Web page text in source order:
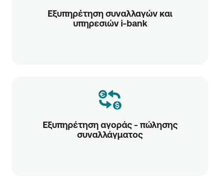
Εξυπηρέτηση συναλλαγών και
υπηρεσιών i-bank
Εξυπηρέτηση αγοράς - πώλησης
συναλλάγματος